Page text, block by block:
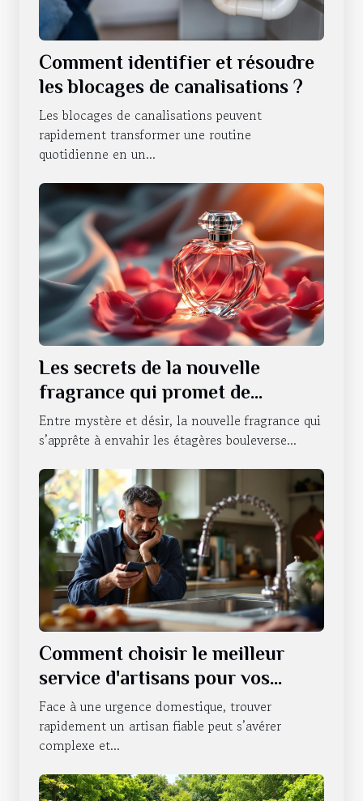
Comment identifier et résoudre
les blocages de canalisations ?
Les blocages de canalisations peuvent
rapidement transformer une routine
quotidienne en un...
Les secrets de la nouvelle
fragrance qui promet de
révolutionner la séduction
Entre mystère et désir, la nouvelle fragrance qui
s’apprête à envahir les étagères bouleverse...
Comment choisir le meilleur
service d'artisans pour vos
urgences domestiques ?
Face à une urgence domestique, trouver
rapidement un artisan fiable peut s’avérer
complexe et...